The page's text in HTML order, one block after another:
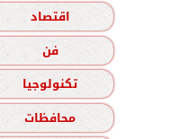
اقتصاد
فن
تكنولوجيا
محافظات